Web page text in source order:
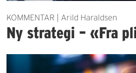
KOMMENTAR | Arild Haraldsen
Ny strategi – «Fra